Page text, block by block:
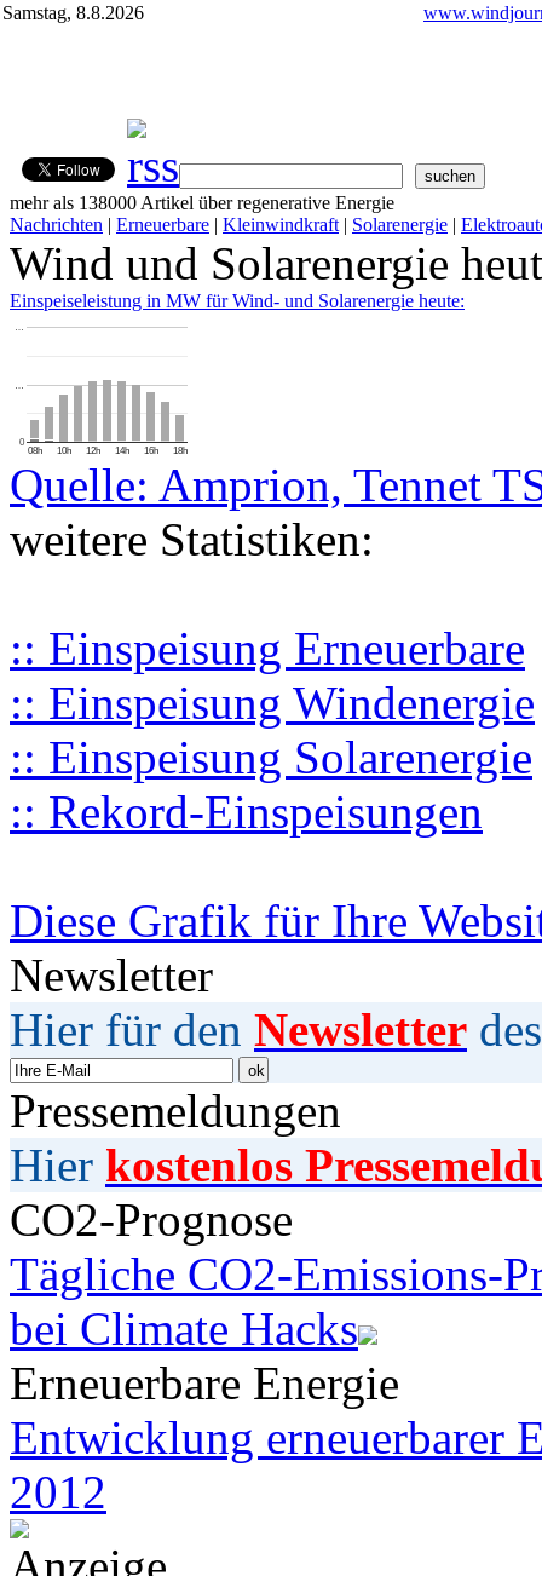
Samstag, 8.8.2026
mehr als 138000 Artikel über regenerative Energie
Nachrichten | Erneuerbare | Kleinwindkraft | Solarenergie |
Wind und Solarenergie
Einspeiseleistung in MW für Wind- und Solarenergie heute:
08h 10h 12h 14h 16h 18h
0
…
…
Quelle: Amprion, Tennet
weitere Statistiken:
:: Einspeisung Erneuerbare
:: Einspeisung Windenergie
:: Einspeisung Solarenergie
:: Rekord-Einspeisungen
Diese Grafik für Ihre
Newsletter
Hier für den Newsletter
Pressemeldungen
Hier kostenlos
CO2-Prognose
Tägliche CO2-Emissions-
bei Climate Hacks
Erneuerbare Energie
Entwicklung erneuerbarer
2012